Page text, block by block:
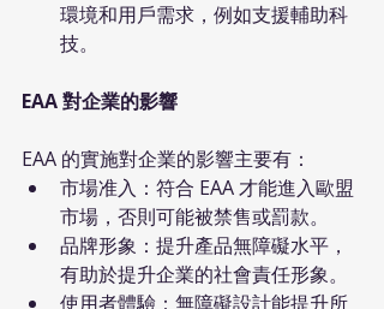
環境和用戶需求，例如支援輔助科
技。
EAA 對企業的影響
EAA 的實施對企業的影響主要有：
市場准入：符合 EAA 才能進入歐盟
市場，否則可能被禁售或罰款。
品牌形象：提升產品無障礙水平，
有助於提升企業的社會責任形象。
使用者體驗：無障礙設計能提升所